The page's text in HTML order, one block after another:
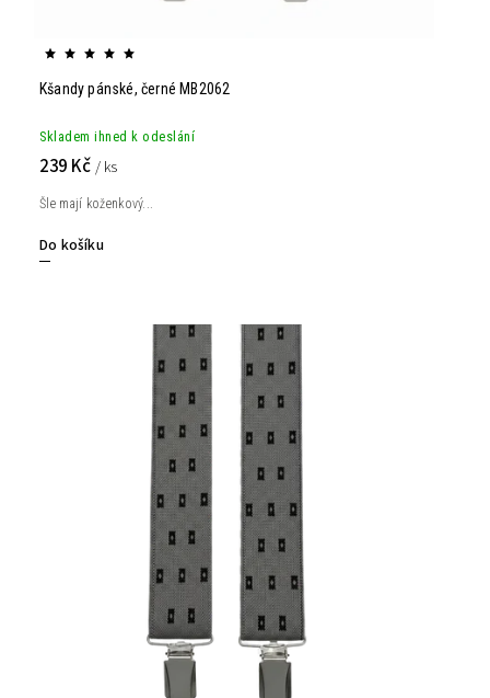
Kšandy pánské, černé MB2062
Skladem ihned k odeslání
239 Kč / ks
Do košíku
Šle mají koženkový...